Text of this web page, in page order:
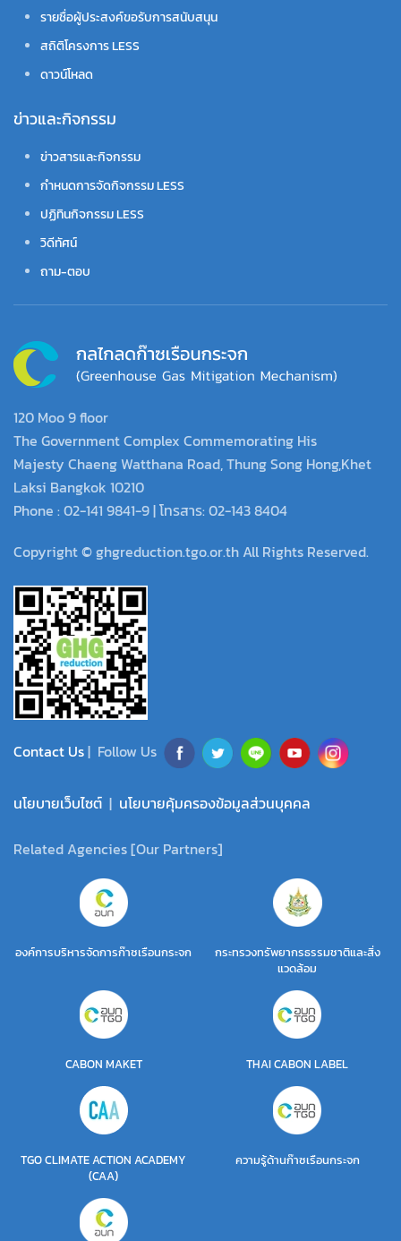
รายชื่อผู้ประสงค์ขอรับการสนับสนุน
สถิติโครงการ LESS
ดาวน์โหลด
ข่าวและกิจกรรม
ข่าวสารและกิจกรรม
กำหนดการจัดกิจกรรม LESS
ปฏิทินกิจกรรม LESS
วิดีทัศน์
ถาม-ตอบ
120 Moo 9 floor
The Government Complex Commemorating His
Majesty Chaeng Watthana Road, Thung Song Hong,Khet
Laksi Bangkok 10210
Phone : 02-141 9841-9 | โทรสาร: 02-143 8404
Copyright © ghgreduction.tgo.or.th All Rights Reserved.
Contact Us| Follow Us
นโยบายเว็บไซต์ | นโยบายคุ้มครองข้อมูลส่วนบุคคล
Related Agencies [Our Partners]
องค์การบริหารจัดการก๊าซเรือนกระจก
กระทรวงทรัพยากรธรรมชาติและสิ่ง
แวดล้อม
CABON MAKET THAI CABON LABEL
TGO CLIMATE ACTION ACADEMY
(CAA)
ความรู้ด้านก๊าซเรือนกระจก